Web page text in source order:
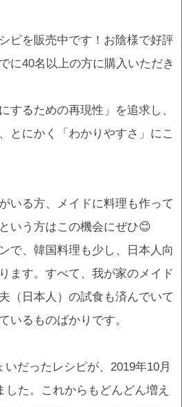
ピを販売中です！お陰様で好評
に40名以上の方に購入いただき
するための再現性」を追求し、
とにかく「わかりやすさ」にこ
いる方、メイドに料理も作って
いう方はこの機会にぜひ😊
で、韓国料理も少し、日本人向
ます。すべて、我が家のメイド
（日本人）の試食も済んでいて
いるものばかりです。
だったレシピが、2019年10月
した。これからもどんどん増え